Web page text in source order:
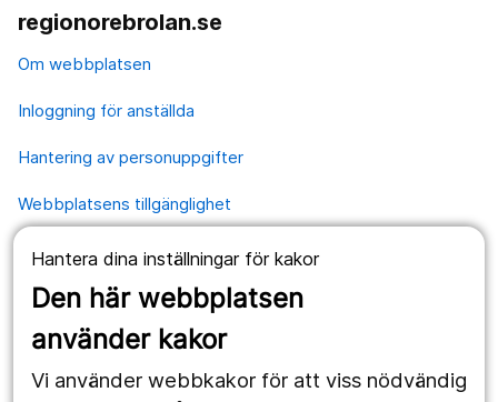
Hantera dina inställningar för kakor
Den här webbplatsen
använder kakor
Vi använder webbkakor för att viss nödvändig
regionorebrolan.se
Om webbplatsen
Inloggning för anställda
Hantering av personuppgifter
Webbplatsens tillgänglighet
Våra webbplatser
1177.se